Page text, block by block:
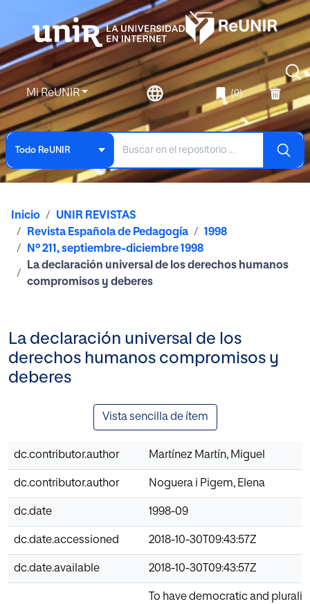
Mi ReUNIR (0)
Todo ReUNIR
Inicio
UNIR REVISTAS
Revista Española de Pedagogía
1998
Nº 211, septiembre-diciembre 1998
La declaración universal de los derechos humanos
compromisos y deberes
La declaración universal de los
derechos humanos compromisos y
deberes
Vista sencilla de ítem
dc.contributor.author Martínez Martín, Miguel
dc.contributor.author Noguera i Pigem, Elena
dc.date 1998-09
dc.date.accessioned 2018-10-30T09:43:57Z
dc.date.available 2018-10-30T09:43:57Z
To have democratic and